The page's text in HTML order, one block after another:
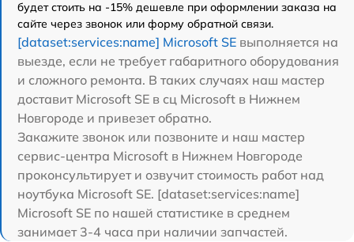
будет стоить на -15% дешевле при оформлении заказа на
сайте через звонок или форму обратной связи.
[dataset:services:name] Microsoft SE выполняется на
выезде, если не требует габаритного оборудования
и сложного ремонта. В таких случаях наш мастер
доставит Microsoft SE в сц Microsoft в Нижнем
Новгороде и привезет обратно.
Закажите звонок или позвоните и наш мастер
сервис-центра Microsoft в Нижнем Новгороде
проконсультирует и озвучит стоимость работ над
ноутбука Microsoft SE. [dataset:services:name]
Microsoft SE по нашей статистике в среднем
занимает 3-4 часа при наличии запчастей.